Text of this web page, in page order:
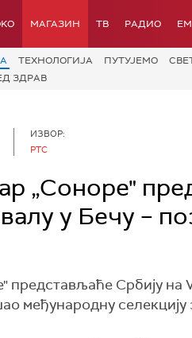
МАГАЗИН ТВ РАДИО
ТЕХНОЛОГИЈA ПУТУЈЕМО
ЗДРАВ
ИЗВОР:
РТС
„Соноре"
у Бечу –
представљаће Србију
међународну